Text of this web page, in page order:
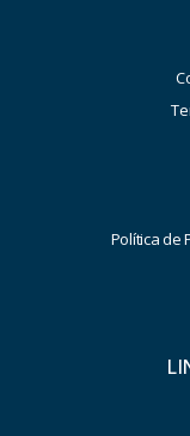
Política de